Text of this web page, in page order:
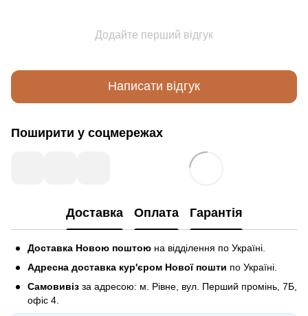
Додайте перший відгук
Написати відгук
Поширити у соцмережах
Доставка Оплата Гарантія
Доставка Новою поштою на відділення по Україні.
Адресна доставка кур'єром Нової пошти по Україні.
Самовивіз за адресою: м. Рівне, вул. Перший промінь, 7Б,
офіс 4.